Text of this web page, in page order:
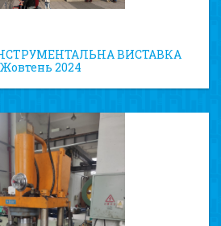
ВИСТАВКА
Жовтень 2024